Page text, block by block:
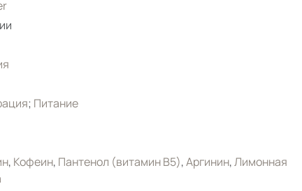
; Питание
, Кофеин, Пантенол (витамин B5),Аргинин,Лимонная